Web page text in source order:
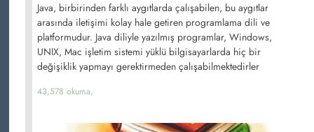
Java, birbirinden farklı aygıtlarda çalışabilen, bu aygıtlar
arasında iletişimi kolay hale getiren programlama dili ve
platformudur. Java diliyle yazılmış programlar, Windows,
UNIX, Mac işletim sistemi yüklü bilgisayarlarda hiç bir
değişiklik yapmayı gerektirmeden çalışabilmektedirler
43,578 okuma,